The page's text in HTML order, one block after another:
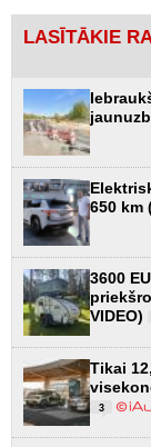
LASĪTĀKIE
650 km
3600
VIDEO)
Tikai
3